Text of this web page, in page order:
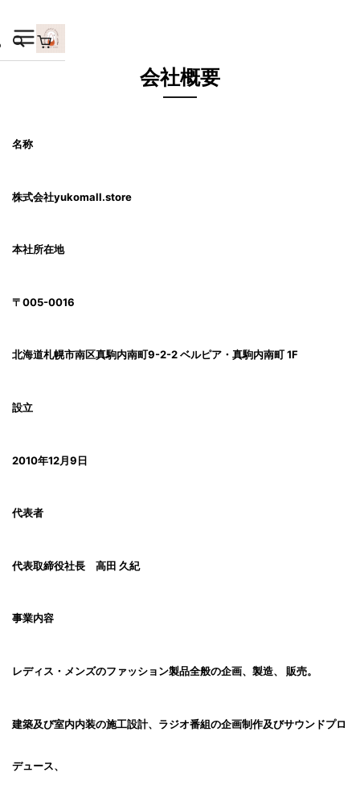
会社概要
名称
株式会社yukomall.store
本社所在地
〒005-0016
北海道札幌市南区真駒内南町9-2-2 ベルピア・真駒内南町 1F
設立
2010年12月9日
代表者
代表取締役社長 高田 久紀
事業内容
レディス・メンズのファッション製品全般の企画、製造、 販売。
建築及び室内内装の施工設計、ラジオ番組の企画制作及びサウンドプロ
デュース、